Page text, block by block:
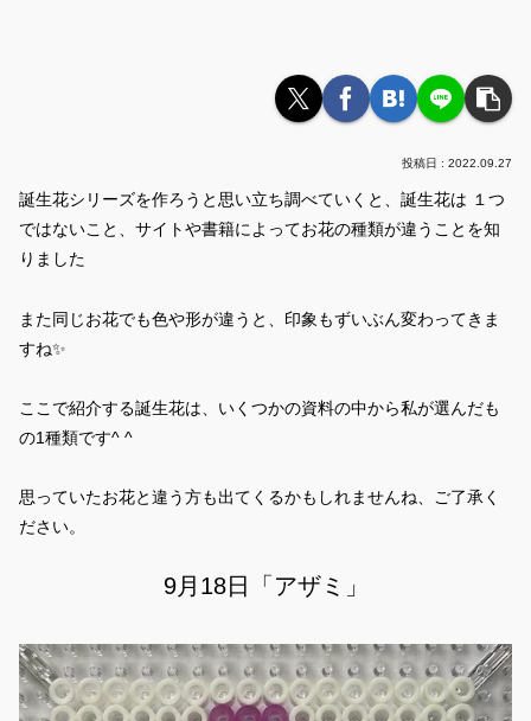
2022.09.27
誕生花シリーズを作ろうと思い立ち調べていくと、誕生花は １つ
ではないこと、サイトや書籍によってお花の種類が違うことを知
りました
また同じお花でも色や形が違うと、印象もずいぶん変わってきま
すね✨
ここで紹介する誕生花は、いくつかの資料の中から私が選んだも
の1種類です^ ^
思っていたお花と違う方も出てくるかもしれませんね、ご了承く
ださい。
9月18日「アザミ」